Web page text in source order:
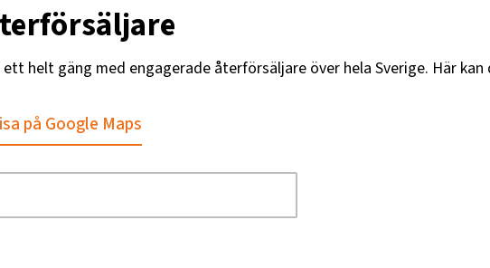
helt gäng med engagerade återförsäljare över hela Sverige. Här
på Google Maps